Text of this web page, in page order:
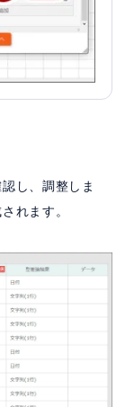
し、調整しま
れます。